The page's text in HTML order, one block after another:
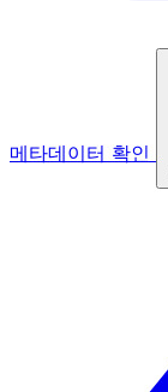
메타데이터 확인